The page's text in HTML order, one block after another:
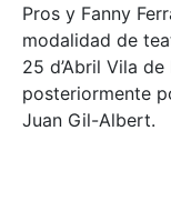
Pros y Fanny
modalidad de
25 d’Abril Vila de
posteriormente
Juan Gil-Albert.